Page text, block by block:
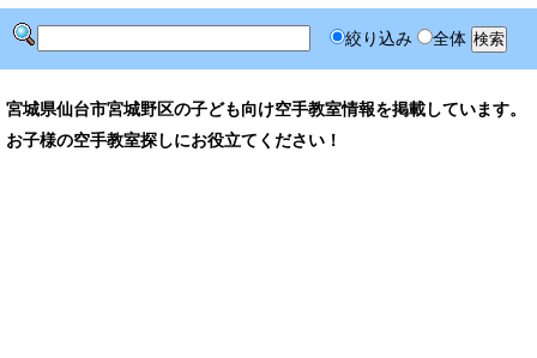
絞り込み 全体
宮城県仙台市宮城野区の子ども向け空手教室情報を掲載しています。
お子様の空手教室探しにお役立てください！